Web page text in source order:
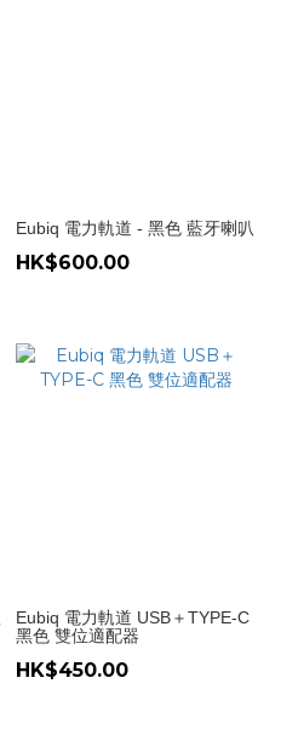
Eubiq 電力軌道 - 黑色 藍牙喇叭
HK$600.00
Eubiq 電力軌道 USB＋TYPE-C
黑色 雙位適配器
HK$450.00